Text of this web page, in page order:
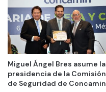
Miguel Ángel Bres asume la
presidencia de la Comisión
de Seguridad de Concamin